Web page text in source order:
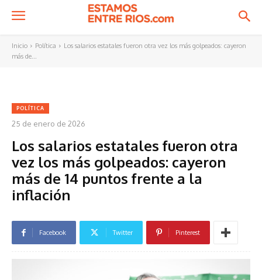
Inicio Política
Los salarios estatales fueron otra vez los más golpeados: cayeron
más de...
POLÍTICA
25 de enero de 2026
Los salarios estatales fueron otra
vez los más golpeados: cayeron
más de 14 puntos frente a la
inflación
Facebook Twitter Pinterest